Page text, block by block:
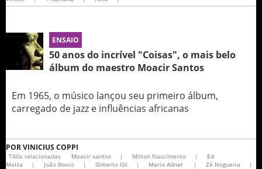
ENSAIO
50 anos do incrível "Coisas", o mais belo
álbum do maestro Moacir Santos
Em 1965, o músico lançou seu primeiro álbum,
carregado de jazz e influências africanas
PORVINICIUS COPPI
TAGs relacionadas Moacir santos | Milton Nascimento |
Ed
Motta
| João Bosco | Gilberto Gil | Mario Adnet | Zé Nogueira |